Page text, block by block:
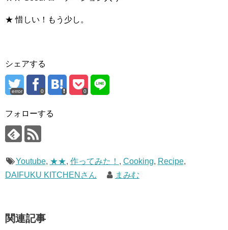
★ 惜しい！もう少し。
シェアする
error 0 0
フォローする
Youtube, ★★, 作ってみた！ , Cooking, Recipe,
DAIFUKU KITCHENさん
まみむ
関連記事